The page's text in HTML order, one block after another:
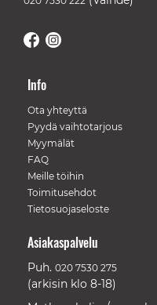
Info
Ota yhteyttä
Pyydä vaihtotarjous
Myymälät
FAQ
Meille töihin
Toimitusehdot
Tietosuojaseloste
Asiakaspalvelu
Puh. 020 7530 275
(arkisin klo 8-18)